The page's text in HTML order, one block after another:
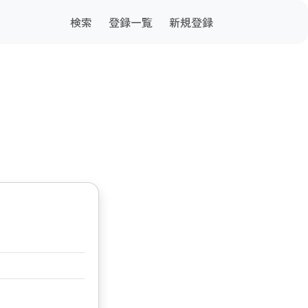
検索 登録一覧 新規登録